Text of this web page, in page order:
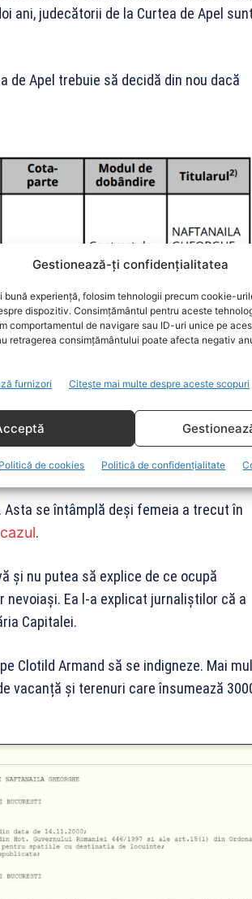
Gestionează-ți confidențialitatea
bună experiență, folosim tehnologii precum cookie-
dispozitiv. Consimțământul pentru aceste
comportamentul de navigare sau ID-uri unice pe
retragerea consimțământului poate afecta negativ
furnizori Citește mai multe despre aceste scopuri
Politică de cookies Politică de confidențialitate
ani, judecătorii de la Curtea de Apel sunt
de Apel trebuie să decidă din nou dacă
stă în casă de
Asta se întâmplă deși femeia a trecut în
.
și nu putea să explice de ce ocupă
nevoiași. Ea l-a explicat jurnaliștilor că a
Capitalei.
Clotild Armand să se indigneze. Mai
vacanță și terenuri care însumează